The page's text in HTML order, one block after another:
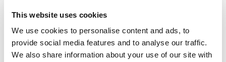
This website uses cookies
We use cookies to personalise content and ads, to
provide social media features and to analyse our traffic.
We also share information about your use of our site with